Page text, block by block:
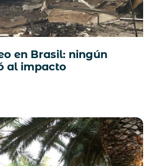
en Brasil: ningún
al impacto